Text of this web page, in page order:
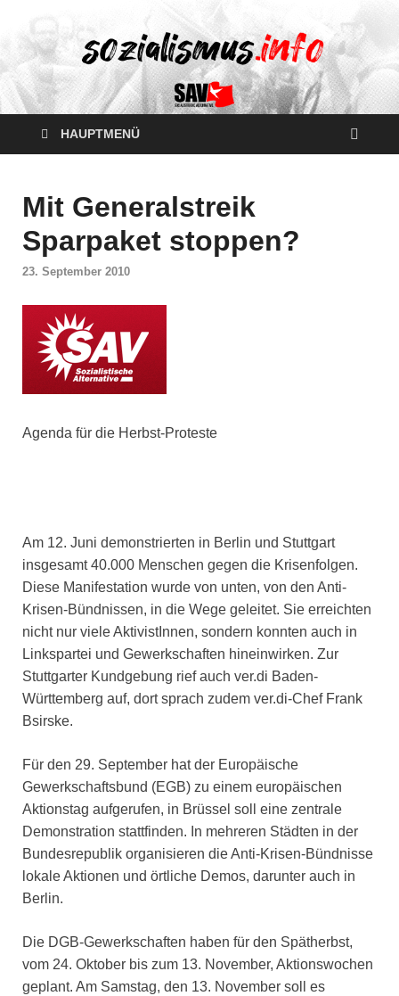
HAUPTMENÜ
Mit Generalstreik
Sparpaket stoppen?
23. September 2010
Agenda für die Herbst-Proteste
Am 12. Juni demonstrierten in Berlin und Stuttgart
insgesamt 40.000 Menschen gegen die Krisenfolgen.
Diese Manifestation wurde von unten, von den Anti-
Krisen-Bündnissen, in die Wege geleitet. Sie erreichten
nicht nur viele AktivistInnen, sondern konnten auch in
Linkspartei und Gewerkschaften hineinwirken. Zur
Stuttgarter Kundgebung rief auch ver.di Baden-
Württemberg auf, dort sprach zudem ver.di-Chef Frank
Bsirske.
Für den 29. September hat der Europäische
Gewerkschaftsbund (EGB) zu einem europäischen
Aktionstag aufgerufen, in Brüssel soll eine zentrale
Demonstration stattfinden. In mehreren Städten in der
Bundesrepublik organisieren die Anti-Krisen-Bündnisse
lokale Aktionen und örtliche Demos, darunter auch in
Berlin.
Die DGB-Gewerkschaften haben für den Spätherbst,
vom 24. Oktober bis zum 13. November, Aktionswochen
geplant. Am Samstag, den 13. November soll es